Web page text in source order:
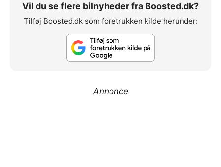
Vil du se flere bilnyheder fra Boosted.dk?
Tilføj Boosted.dk som foretrukken kilde herunder:
Annonce